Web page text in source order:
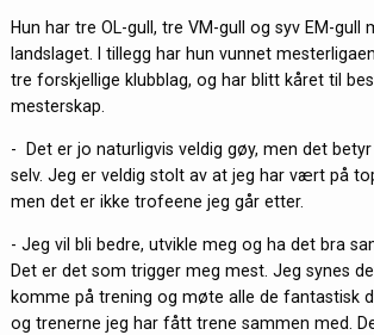
Hun har tre OL-gull, tre VM-gull og syv EM-gull
landslaget. I tillegg har hun vunnet
tre forskjellige klubblag, og har blitt kåret til
mesterskap.
- Det er jo naturligvis veldig gøy, men det
selv. Jeg er veldig stolt av at jeg har vært på
men det er ikke trofeene jeg går etter.
- Jeg vil bli bedre, utvikle meg og ha det bra
Det er det som trigger meg mest. Jeg synes
komme på trening og møte alle de fantastisk
og trenerne jeg har fått trene sammen med.